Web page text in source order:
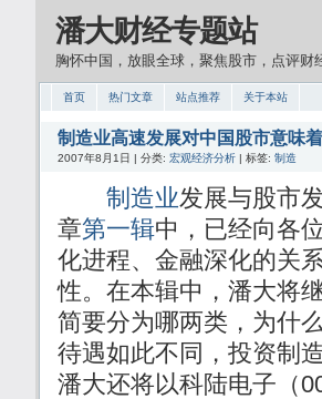
潘大财经专题站
胸怀中国，放眼全球，聚焦股市，点评财
首页 热门文章 站点推荐 关于本站
制造业高速发展对中国股市意味
2007年8月1日 | 分类: 宏观经济分析 | 标签: 制造
制造业发展与股市
章第一辑中，已经向各
化进程、金融深化的关
性。在本辑中，潘大将
简要分为哪两类，为什
待遇如此不同，投资制
潘大还将以科陆电子（